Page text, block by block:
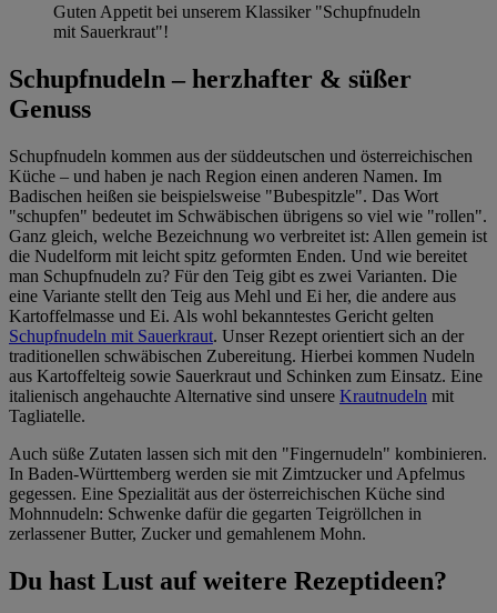
Guten Appetit bei unserem Klassiker "Schupfnudeln
mit Sauerkraut"!
Schupfnudeln – herzhafter & süßer
Genuss
Schupfnudeln kommen aus der süddeutschen und österreichischen
Küche – und haben je nach Region einen anderen Namen. Im
Badischen heißen sie beispielsweise "Bubespitzle". Das Wort
"schupfen" bedeutet im Schwäbischen übrigens so viel wie "rollen".
Ganz gleich, welche Bezeichnung wo verbreitet ist: Allen gemein ist
die Nudelform mit leicht spitz geformten Enden. Und wie bereitet
man Schupfnudeln zu? Für den Teig gibt es zwei Varianten. Die
eine Variante stellt den Teig aus Mehl und Ei her, die andere aus
Kartoffelmasse und Ei. Als wohl bekanntestes Gericht gelten
Schupfnudeln mit Sauerkraut. Unser Rezept orientiert sich an der
traditionellen schwäbischen Zubereitung. Hierbei kommen Nudeln
aus Kartoffelteig sowie Sauerkraut und Schinken zum Einsatz. Eine
italienisch angehauchte Alternative sind unsere Krautnudeln mit
Tagliatelle.
Auch süße Zutaten lassen sich mit den "Fingernudeln" kombinieren.
In Baden-Württemberg werden sie mit Zimtzucker und Apfelmus
gegessen. Eine Spezialität aus der österreichischen Küche sind
Mohnnudeln: Schwenke dafür die gegarten Teigröllchen in
zerlassener Butter, Zucker und gemahlenem Mohn.
Du hast Lust auf weitere Rezeptideen?